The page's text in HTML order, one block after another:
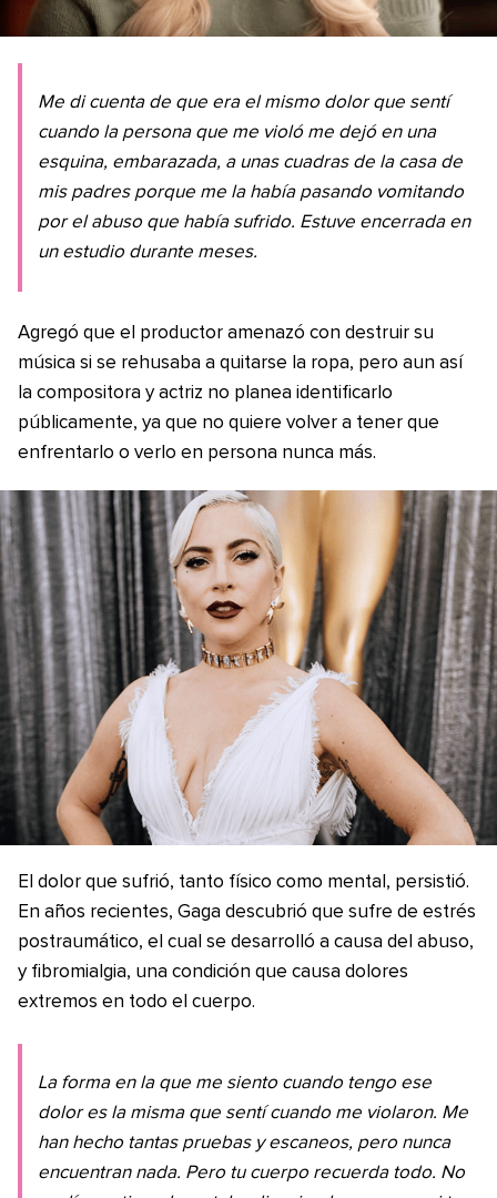
Me di cuenta de que era el mismo dolor que sentí
cuando la persona que me violó me dejó en una
esquina, embarazada, a unas cuadras de la casa de
mis padres porque me la había pasando vomitando
por el abuso que había sufrido. Estuve encerrada en
un estudio durante meses.
Agregó que el productor amenazó con destruir su
música si se rehusaba a quitarse la ropa, pero aun así
la compositora y actriz no planea identificarlo
públicamente, ya que no quiere volver a tener que
enfrentarlo o verlo en persona nunca más.
El dolor que sufrió, tanto físico como mental, persistió.
En años recientes, Gaga descubrió que sufre de estrés
postraumático, el cual se desarrolló a causa del abuso,
y fibromialgia, una condición que causa dolores
extremos en todo el cuerpo.
La forma en la que me siento cuando tengo ese
dolor es la misma que sentí cuando me violaron. Me
han hecho tantas pruebas y escaneos, pero nunca
encuentran nada. Pero tu cuerpo recuerda todo. No